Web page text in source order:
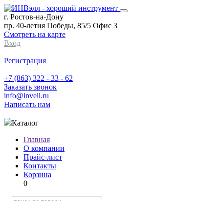
г. Ростов-на-Дону
пр. 40-летия Победы, 85/5 Офис 3
Смотреть на карте
Вход
Регистрация
+7 (863) 322 - 33 - 62
Заказать звонок
info@invell.ru
Написать нам
Каталог
Главная
О компании
Прайс-лист
Контакты
Корзина
0